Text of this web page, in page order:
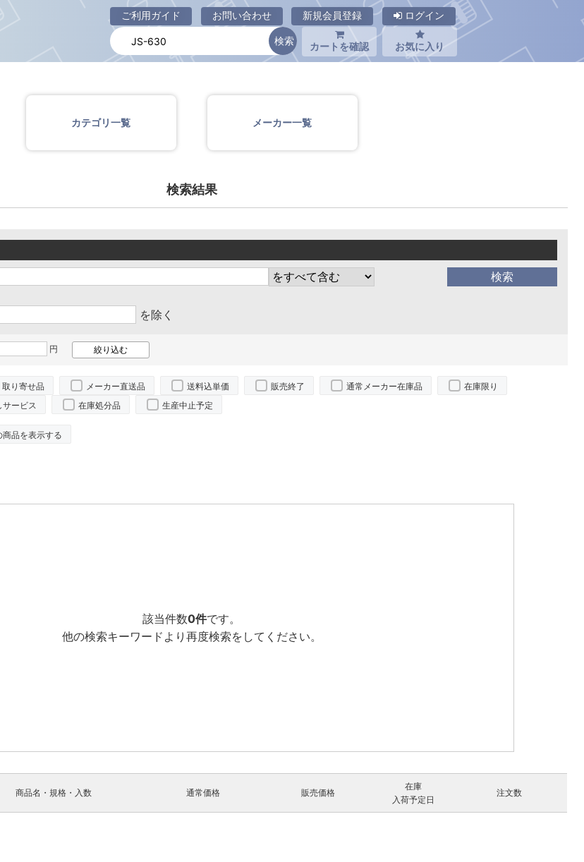
ご利用ガイド お問い合わせ 新規会員登録 ログイン
カートを確認 お気に入り
商品一覧ページ
カテゴリ一覧 メーカー一覧
検索結果
を除く
円
取り寄せ品 メーカー直送品 送料込単価 販売終了 通常メーカー在庫品
在庫限り
サービス 在庫処分品 生産中止予定
商品を表示する
該当件数0件です。
他の検索キーワードより再度検索をしてください。
商品名・規格・入数 通常価格 販売価格
在庫
入荷予定日
注文数